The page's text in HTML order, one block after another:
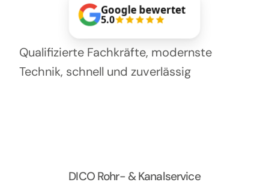
Google bewertet
5.0
Qualifizierte Fachkräfte, modernste
Technik, schnell und zuverlässig
DICO Rohr- & Kanalservice